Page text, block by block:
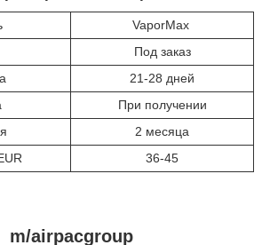
VaporMax
Под заказ
21-28 дней
При получении
2 месяца
36-45
m/airpacgroup